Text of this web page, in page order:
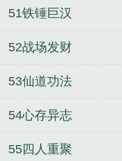
51铁锤巨汉
52战场发财
53仙道功法
54心存异志
55四人重聚